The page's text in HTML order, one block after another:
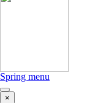
Spring menu
×